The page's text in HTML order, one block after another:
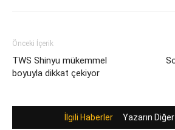
Önceki İçerik
TWS Shinyu mükemmel
boyuyla dikkat çekiyor
İlgili Haberler Yazarın